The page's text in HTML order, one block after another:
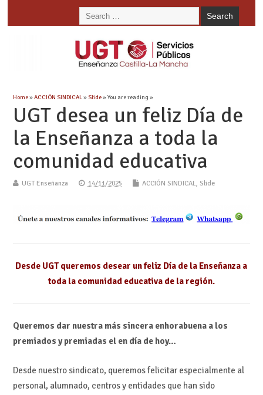
Home»ACCIÓN SINDICAL»Slide» You are reading »
UGT desea un feliz Día de
la Enseñanza a toda la
comunidad educativa
UGT Enseñanza 14/11/2025 ACCIÓN SINDICAL, Slide
Desde UGT queremos desear un feliz Día de la Enseñanza a
toda la comunidad educativa de la región.
Queremos dar nuestra más sincera enhorabuena a los
premiados y premiadas el en día de hoy…
Desde nuestro sindicato, queremos felicitar especialmente al
personal, alumnado, centros y entidades que han sido